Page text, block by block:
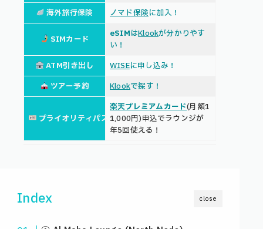
海外旅行保険
ノマド保険に加入！
SIMカード eSIMはKlookが分かりやす
い！
ATM引き出し
WISEに申し込み！
ツアー予約
Klookで探す！
プライオリティパス
楽天プレミアムカード(月額1
1,000円)申込でラウンジが
年5回使える！
close
Index